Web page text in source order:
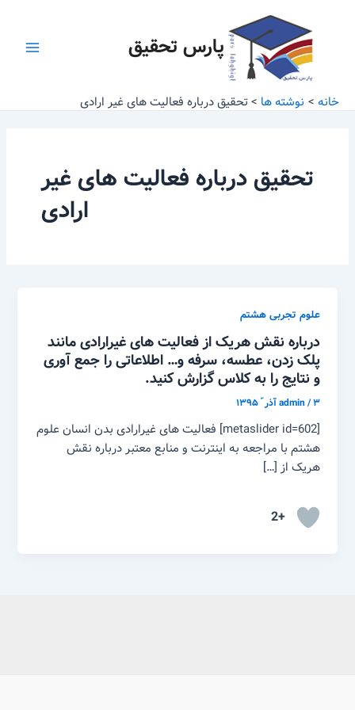
پارس تحقیق
خانه نوشته ها تحقیق درباره فعالیت های غیر ارادی
تحقیق درباره فعالیت های غیر
ارادی
علوم تجربی هشتم
درباره نقش هریک از فعالیت های غیرارادی مانند
پلک زدن، عطسه، سرفه و… اطلاعاتی را جمع آوری
و نتایج را به کلاس گزارش کنید.
admin/۳ آذر ّ ۱۳۹۵
[metaslider id=602] فعالیت های غیرارادی بدن انسان علوم
هشتم با مراجعه به اینترنت و منابع معتبر درباره نقش
هریک از […]
+2